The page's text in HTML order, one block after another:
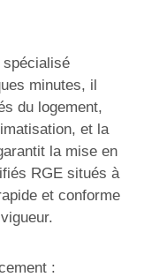
spécialisé
minutes, il
du logement,
et la
la mise en
RGE situés à
et conforme
: